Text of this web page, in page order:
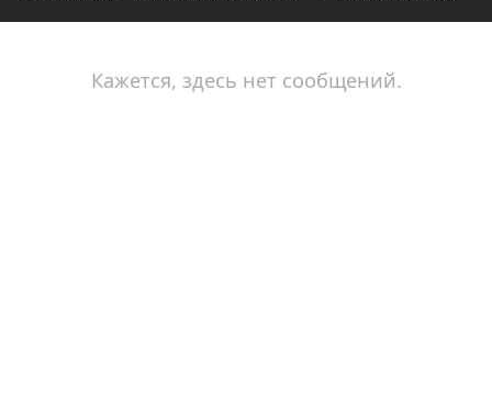
Кажется, здесь нет сообщений.